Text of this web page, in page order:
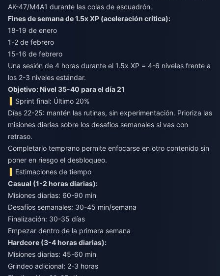
AK-47/M4A1 durante las colas de escuadrón.
Fines de semana de 1.5x XP (aceleración crítica):
18-19 de enero
1-2 de febrero
15-16 de febrero
Una sesión de 4 horas durante el 1.5x XP = 4-6 niveles frente a
los 2-3 niveles estándar.
Objetivo: Nivel 35-40 para el día 21
Sprint final: Último 20%
Días 22-25: mantén las rutinas, sin experimentación. Prioriza las
misiones diarias sobre los desafíos semanales si vas con
retraso.
Completarlo temprano permite enfocarse en otro contenido sin
poner en riesgo el desbloqueo.
Estimaciones de tiempo
Casual (1-2 horas diarias):
Misiones diarias: 60-90 min
Desafíos semanales: 30-45 min/semana
Finalización: 30-35 días
Empezar dentro de la primera semana
Hardcore (3-4 horas diarias):
Misiones diarias: 45-60 min
Grindeo adicional: 2-3 horas